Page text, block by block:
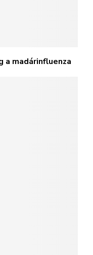
a madárinfluenza